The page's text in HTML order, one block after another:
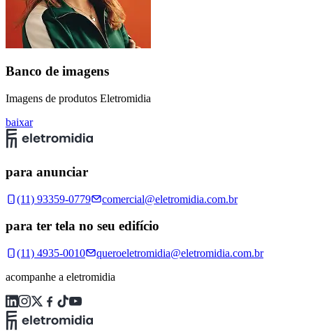
Banco de imagens
Imagens de produtos Eletromidia
baixar
para anunciar
(11) 93359-0779 comercial@eletromidia.com.br
para ter tela no seu edifício
(11) 4935-0010
queroeletromidia@eletromidia.com.br
acompanhe a eletromidia